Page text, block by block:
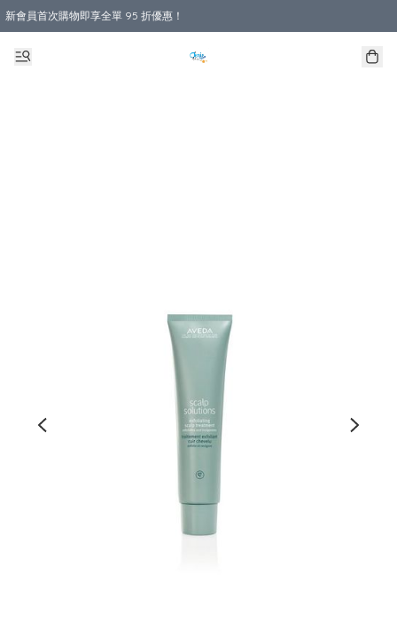
新會員首次購物即享全單 95 折優惠！
購物滿 HKD 800.00即享免運費優惠！（適用於 本地送貨、本地取貨 )